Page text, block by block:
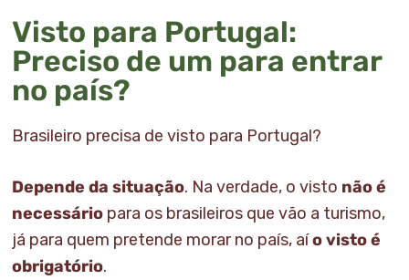
Visto para Portugal:
Preciso de um para entrar
no país?
Brasileiro precisa de visto para Portugal?
Depende da situação. Na verdade, o visto não é
necessário para os brasileiros que vão a turismo,
já para quem pretende morar no país, aío visto é
obrigatório.